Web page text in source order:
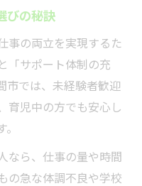
びの秘訣
事の両立を実現するた
「サポート体制の充
市では、未経験者歓迎
育児中の方でも安心し
なら、仕事の量や時間
の急な体調不良や学校